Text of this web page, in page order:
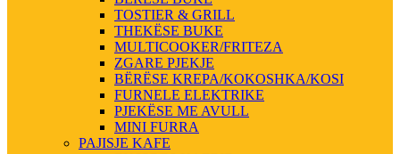
TOSTIER & GRILL
THEKËSE BUKE
MULTICOOKER/FRITEZA
ZGARE PJEKJE
BËRËSE KREPA/KOKOSHKA/KOSI
FURNELE ELEKTRIKE
PJEKËSE ME AVULL
MINI FURRA
PAJISJE KAFE